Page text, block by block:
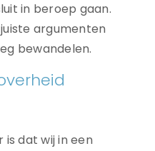
in beroep gaan.
argumenten
bewandelen.
dat wij in een